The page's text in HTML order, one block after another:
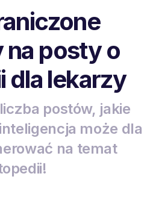
na posty o
dla lekarzy
postów, jakie
może dla
na temat